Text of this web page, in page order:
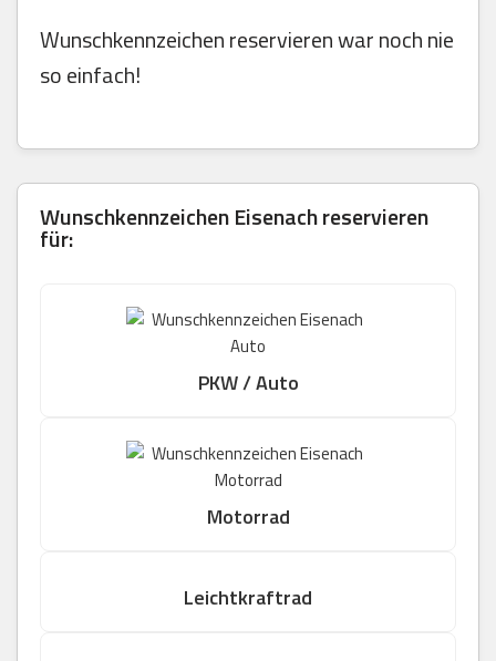
Wunschkennzeichen reservieren war noch nie
so einfach!
Wunschkennzeichen Eisenach reservieren
für:
PKW / Auto
Motorrad
Leichtkraftrad